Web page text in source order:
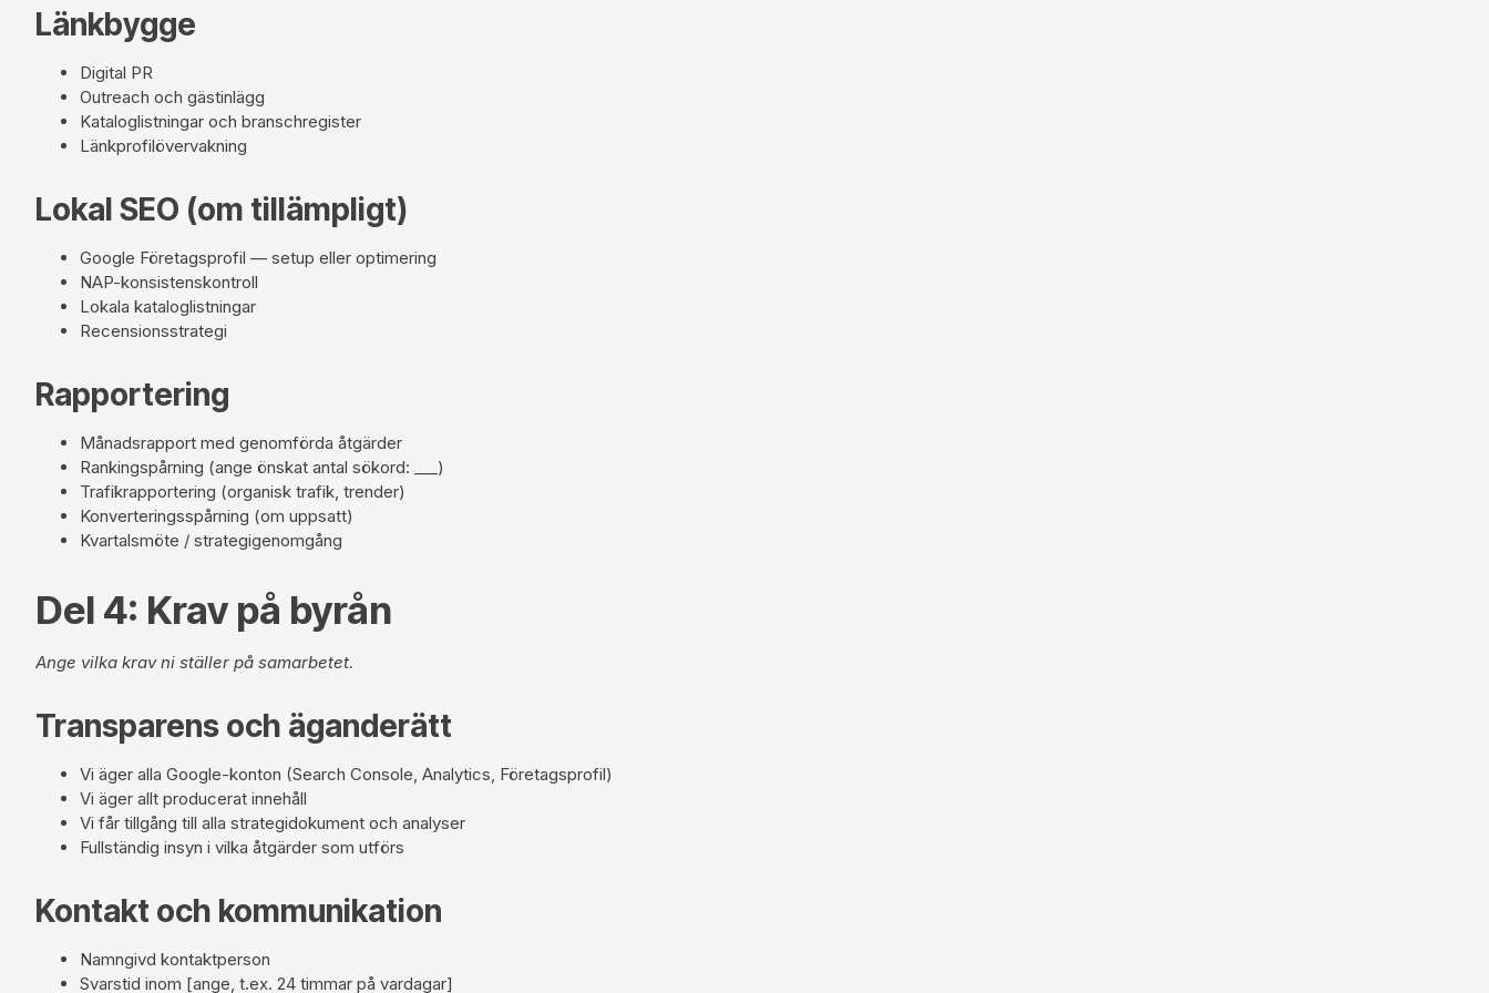
Länkbygge
Digital PR
Outreach och gästinlägg
Kataloglistningar och branschregister
Länkprofilövervakning
Lokal SEO (om tillämpligt)
Google Företagsprofil — setup eller optimering
NAP-konsistenskontroll
Lokala kataloglistningar
Recensionsstrategi
Rapportering
Månadsrapport med genomförda åtgärder
Rankingspårning (ange önskat antal sökord: ___)
Trafikrapportering (organisk trafik, trender)
Konverteringsspårning (om uppsatt)
Kvartalsmöte / strategigenomgång
Del 4: Krav på byrån
Ange vilka krav ni ställer på samarbetet.
Transparens och äganderätt
Vi äger alla Google-konton (Search Console, Analytics, Företagsprofil)
Vi äger allt producerat innehåll
Vi får tillgång till alla strategidokument och analyser
Fullständig insyn i vilka åtgärder som utförs
Kontakt och kommunikation
Namngivd kontaktperson
Svarstid inom [ange, t.ex. 24 timmar på vardagar]